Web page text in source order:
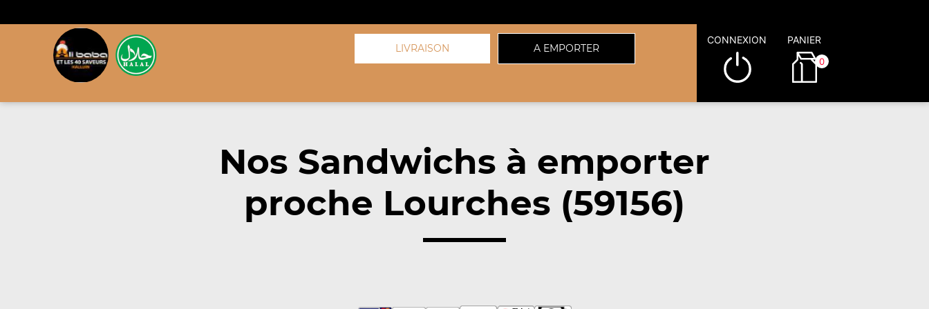
LIVRAISON A EMPORTER
CONNEXION PANIER
0
Nos Sandwichs à emporter
proche Lourches (59156)